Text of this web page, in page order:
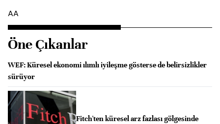
AA
Öne Çıkanlar
WEF: Küresel ekonomi ılımlı iyileşme gösterse de belirsizlikler
sürüyor
Fitch'ten küresel arz fazlası gölgesinde